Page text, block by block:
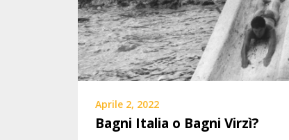
Aprile 2, 2022
Bagni Italia o Bagni Virzì?